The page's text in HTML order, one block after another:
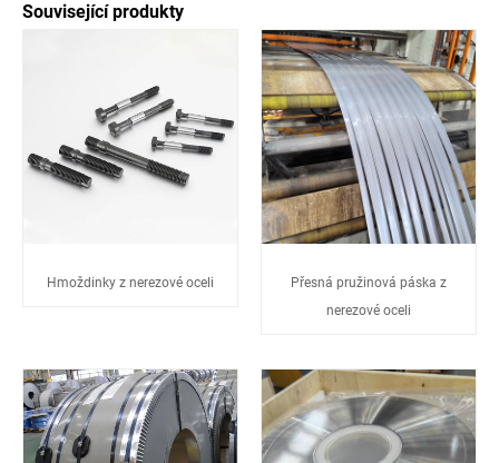
Související produkty
Hmoždinky z nerezové oceli
Přesná pružinová páska z
nerezové oceli